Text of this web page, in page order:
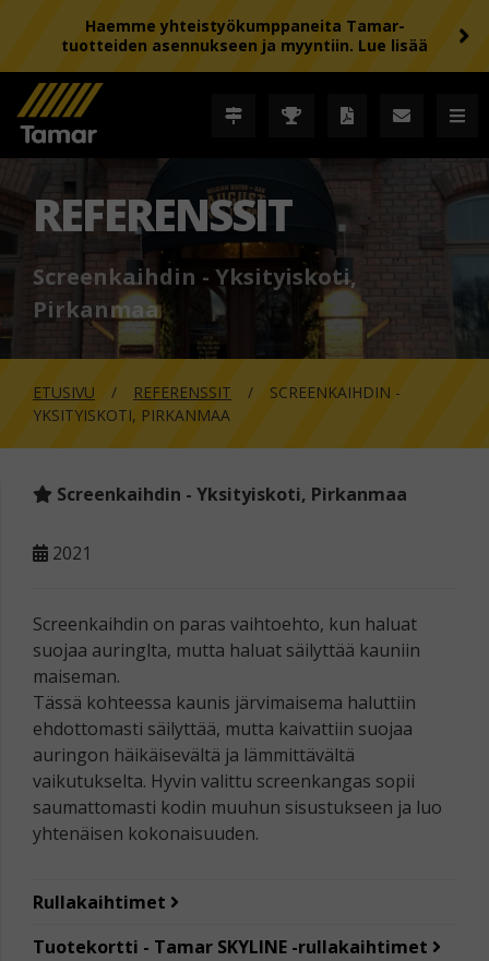
Haemme yhteistyökumppaneita Tamar-
tuotteiden asennukseen ja myyntiin. Lue lisää
REFERENSSIT
Screenkaihdin - Yksityiskoti,
Pirkanmaa
ETUSIVU REFERENSSIT
SCREENKAIHDIN -
YKSITYISKOTI, PIRKANMAA
Screenkaihdin - Yksityiskoti, Pirkanmaa
2021
Screenkaihdin on paras vaihtoehto, kun haluat
suojaa auringlta, mutta haluat säilyttää kauniin
maiseman.
Tässä kohteessa kaunis järvimaisema haluttiin
ehdottomasti säilyttää, mutta kaivattiin suojaa
auringon häikäisevältä ja lämmittävältä
vaikutukselta. Hyvin valittu screenkangas sopii
saumattomasti kodin muuhun sisustukseen ja luo
yhtenäisen kokonaisuuden.
Rullakaihtimet
Tuotekortti - Tamar SKYLINE -rullakaihtimet